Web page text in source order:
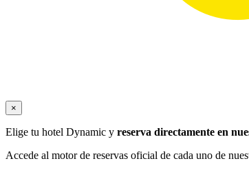
×
Elige tu hotel Dynamic y
reserva directamente en
Accede al motor de reservas oficial de cada uno de